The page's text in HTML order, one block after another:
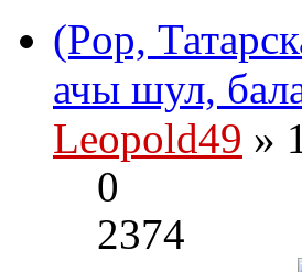
(Pop,
ачы шул,
Leopold49 »
0
2374